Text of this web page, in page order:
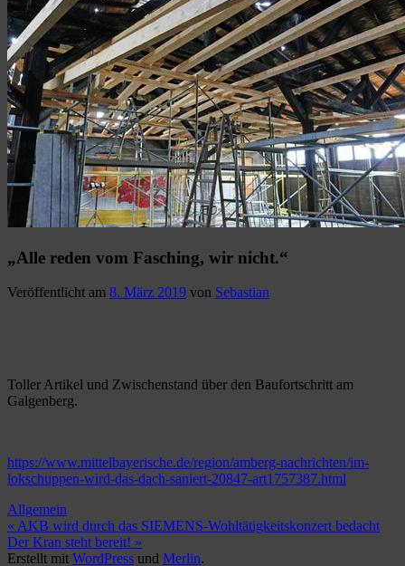
„Alle reden vom Fasching, wir nicht.“
Veröffentlicht am 8. März 2019 von Sebastian
Toller Artikel und Zwischenstand über den Baufortschritt am
Galgenberg.
https://www.mittelbayerische.de/region/amberg-nachrichten/im-
lokschuppen-wird-das-dach-saniert-20847-art1757387.html
Allgemein
Beitragsnavigation
« AKB wird durch das SIEMENS-Wohltätigkeitskonzert bedacht
Der Kran steht bereit! »
Erstellt mit WordPress und Merlin.